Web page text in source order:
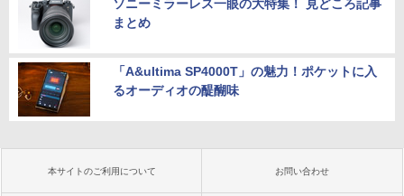
ソニーミラーレス一眼の大特集！ 見どころ記事
まとめ
「A&ultima SP4000T」の魅力！ポケットに入
るオーディオの醍醐味
本サイトのご利用について お問い合わせ